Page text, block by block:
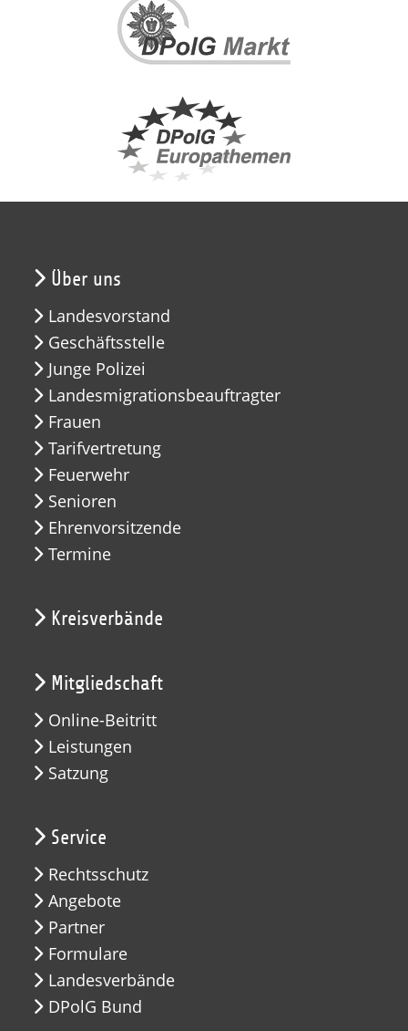
Über uns
Landesvorstand
Geschäftsstelle
Junge Polizei
Landesmigrationsbeauftragter
Frauen
Tarifvertretung
Feuerwehr
Senioren
Ehrenvorsitzende
Termine
Kreisverbände
Mitgliedschaft
Online-Beitritt
Leistungen
Satzung
Service
Rechtsschutz
Angebote
Partner
Formulare
Landesverbände
DPolG Bund